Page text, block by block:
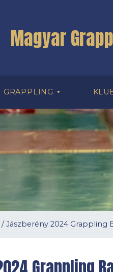
Magyar
GRAPPLING
/ Jászberény 2024 Grappling